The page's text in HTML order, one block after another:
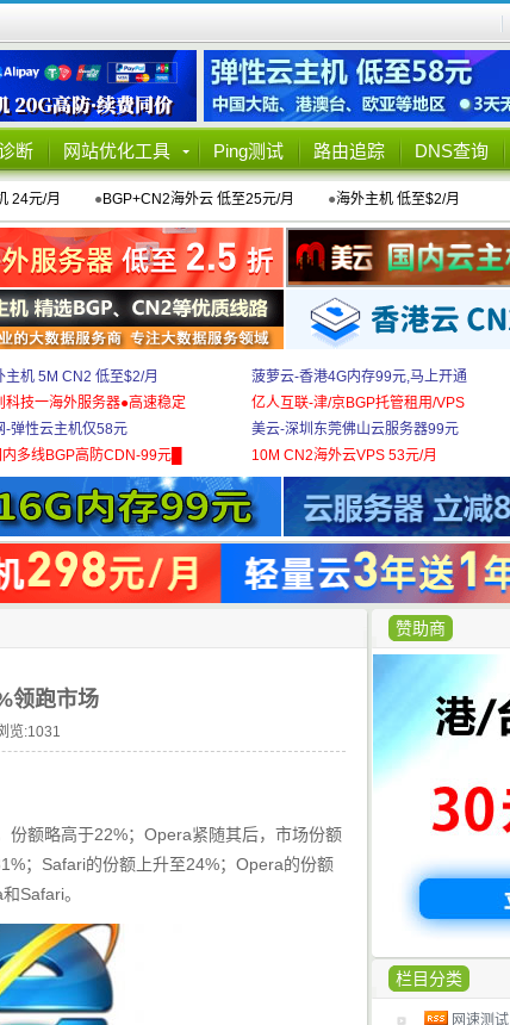
断 网站优化工具 Ping测试 路由追踪 DNS查询
24元/月 ●BGP+CN2海外云 低至25元/月 ●海外主机 低至$2/月
主机 5M CN2 低至$2/月
科技一海外服务器●高速稳定
-弹性云主机仅58元
内多线BGP高防CDN-99元█
菠萝云-香港4G内存99元,马上开通
亿人互联-津/京BGP托管租用/VPS
美云-深圳东莞佛山云服务器99元
10M CN2海外云VPS 53元/月
赞助商
栏目分类
网速测试
领跑市场
览:1031
额略高于22%；Opera紧随其后，市场份额
；Safari的份额上升至24%；Opera的份额
Safari。